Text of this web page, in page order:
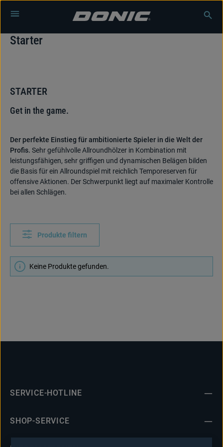
Zum Hauptinhalt springen
Starter
STARTER
Get in the game.
Der perfekte Einstieg für ambitionierte Spieler in die Welt der
Profis. Sehr gefühlvolle Allroundhölzer in Kombination mit
leistungsfähigen, sehr griffigen und dynamischen Belägen bilden
die Basis für ein Allroundspiel mit reichlich Temporeserven für
offensive Aktionen. Der Schwerpunkt liegt auf maximaler Kontrolle
bei allen Schlägen.
Produkte filtern
Keine Produkte gefunden.
SERVICE-HOTLINE
SHOP-SERVICE